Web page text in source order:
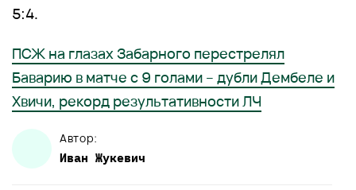
5:4.
ПСЖ на глазах Забарного перестрелял
Баварию в матче с 9 голами – дубли Дембеле и
Хвичи, рекорд результативности ЛЧ
Автор:
Иван Жукевич